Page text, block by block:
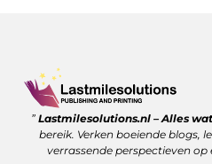
”Lastmilesolutions.nl – Alles
bereik. Verken boeiende blogs,
verrassende perspectieven op